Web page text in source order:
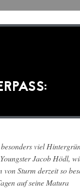
viel
Jacob Hödl,
von Sturm derzeit so
auf seine Matura